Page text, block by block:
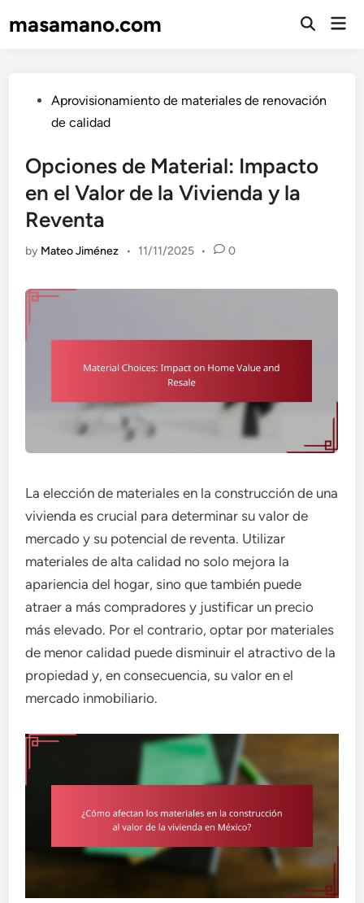
tomasamano.com
Open
PostedAprovisionamiento de materiales de renovación
de calidad
Opciones de Material: Impacto
en el Valor de la Vivienda y la
Reventa
by Mateo Jiménez • 11/11/2025 • 0
La elección de materiales en la construcción de una
vivienda es crucial para determinar su valor de
mercado y su potencial de reventa. Utilizar
materiales de alta calidad no solo mejora la
apariencia del hogar, sino que también puede
atraer a más compradores y justificar un precio
más elevado. Por el contrario, optar por materiales
de menor calidad puede disminuir el atractivo de la
propiedad y, en consecuencia, su valor en el
mercado inmobiliario.